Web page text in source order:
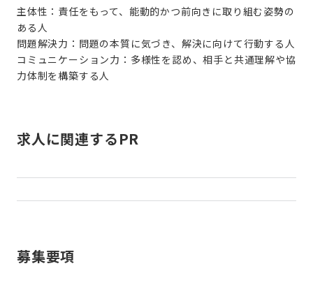
主体性：責任をもって、能動的かつ前向きに取り組む姿勢の
ある人
問題解決力：問題の本質に気づき、解決に向けて行動する人
コミュニケーション力：多様性を認め、相手と共通理解や協
求人に関連するPR
募集要項